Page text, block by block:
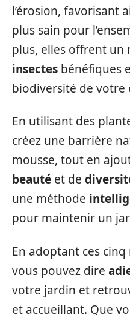
l’érosion, favorisant
plus sain pour
plus, elles offrent un
insectes bénéfiques
biodiversité de votre
En utilisant des
créez une barrière
mousse, tout en
beauté et de
une méthode
pour maintenir un
En adoptant ces
vous pouvez dire
votre jardin et
et accueillant. Que